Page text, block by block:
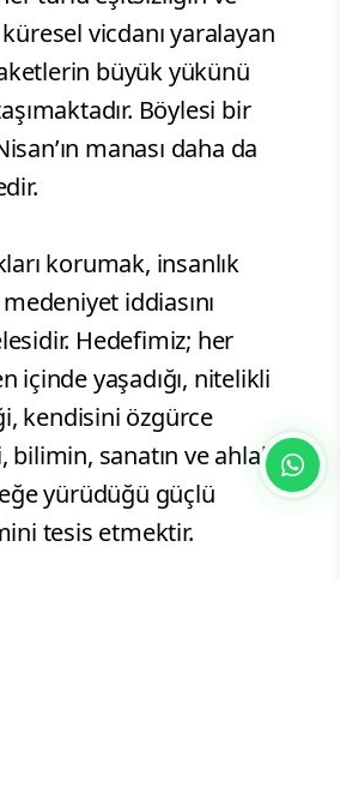
vicdanı yaralayan
büyük yükünü
Böylesi bir
manası daha da
korumak, insanlık
iddiasını
Hedefimiz; her
içinde yaşadığı, nitelikli
kendisini özgürce
sanatın ve ahlakın
yürüdüğü güçlü
tesis etmektir.